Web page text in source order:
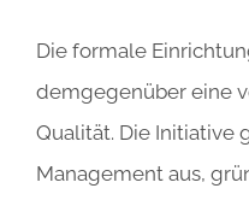
Die formale
demgegenüber eine
Qualität. Die Initiative
Management aus,